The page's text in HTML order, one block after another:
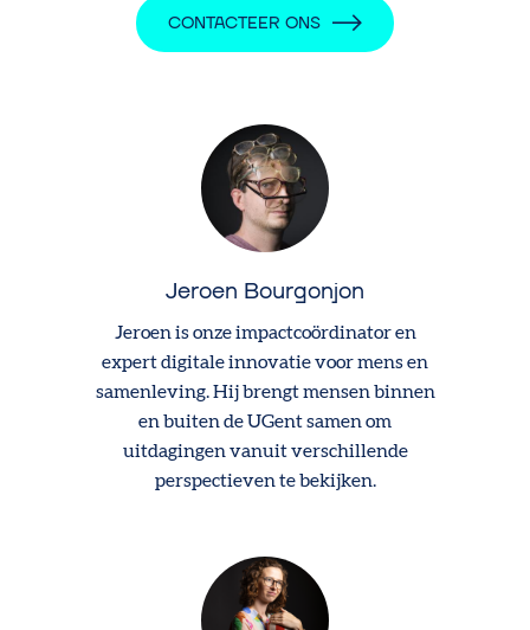
CONTACTEER ONS
Jeroen Bourgonjon
Jeroen is onze impactcoördinator en
expert digitale innovatie voor mens en
samenleving. Hij brengt mensen binnen
en buiten de UGent samen om
uitdagingen vanuit verschillende
perspectieven te bekijken.